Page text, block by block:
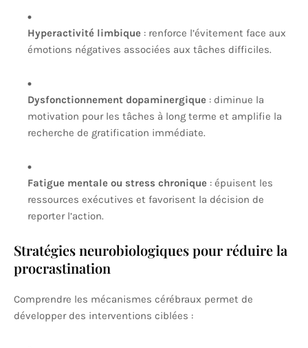
Hyperactivité limbique : renforce l’évitement face aux
émotions négatives associées aux tâches difficiles.
Dysfonctionnement dopaminergique : diminue la
motivation pour les tâches à long terme et amplifie la
recherche de gratification immédiate.
Fatigue mentale ou stress chronique : épuisent les
ressources exécutives et favorisent la décision de
reporter l’action.
Stratégies neurobiologiques pour réduire la
procrastination
Comprendre les mécanismes cérébraux permet de
développer des interventions ciblées :